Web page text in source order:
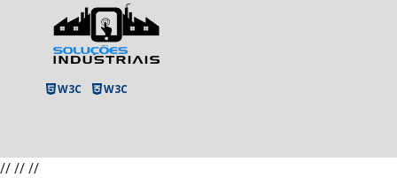
W3C W3C
//////